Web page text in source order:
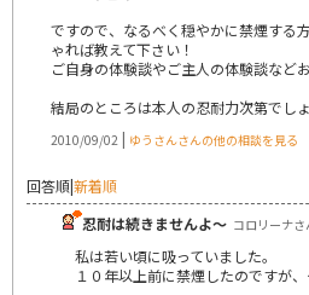
ですので、なるべく穏やかに禁煙する
ゃれば教えて下さい！
ご自身の体験談やご主人の体験談など
結局のところは本人の忍耐力次第でし
2010/09/02 | ゆうさんさんの他の相談を見る
回答順|新着順
忍耐は続きませんよ～ コロリーナ
私は若い頃に吸っていました。
１０年以上前に禁煙したのですが